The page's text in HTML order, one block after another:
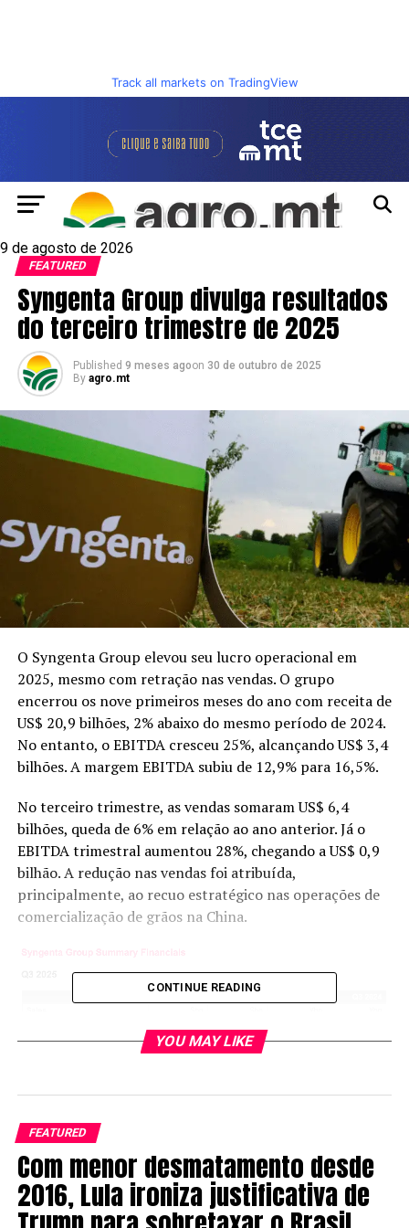
Track all markets on TradingView
9 de agosto de 2026
FEATURED
Syngenta Group divulga resultados
do terceiro trimestre de 2025
Published 9 meses agoon 30 de outubro de 2025
By agro.mt
O Syngenta Group elevou seu lucro operacional em
2025, mesmo com retração nas vendas. O grupo
encerrou os nove primeiros meses do ano com receita de
US$ 20,9 bilhões, 2% abaixo do mesmo período de 2024.
No entanto, o EBITDA cresceu 25%, alcançando US$ 3,4
bilhões. A margem EBITDA subiu de 12,9% para 16,5%.
No terceiro trimestre, as vendas somaram US$ 6,4
bilhões, queda de 6% em relação ao ano anterior. Já o
EBITDA trimestral aumentou 28%, chegando a US$ 0,9
bilhão. A redução nas vendas foi atribuída,
principalmente, ao recuo estratégico nas operações de
comercialização de grãos na China.
Proteção de cultivos
O segmento de proteção de cultivos registrou vendas de
US$ 9,8 bilhões nos nove primeiros meses do ano, alta
CONTINUE READING
YOU MAY LIKE
FEATURED
Com menor desmatamento desde
2016, Lula ironiza justificativa de